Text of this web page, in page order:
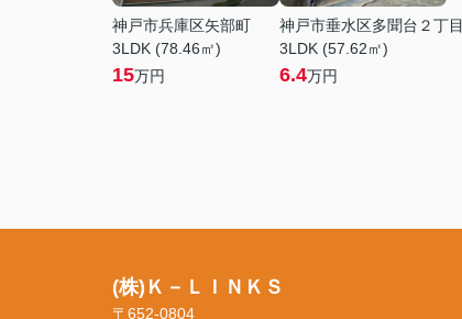
神戸市兵庫区矢部町
3LDK (78.46㎡)
15万円
神戸市垂水区多聞台２丁目
3LDK (57.62㎡)
6.4万円
(株)Ｋ－ＬＩＮＫＳ
〒652-0804